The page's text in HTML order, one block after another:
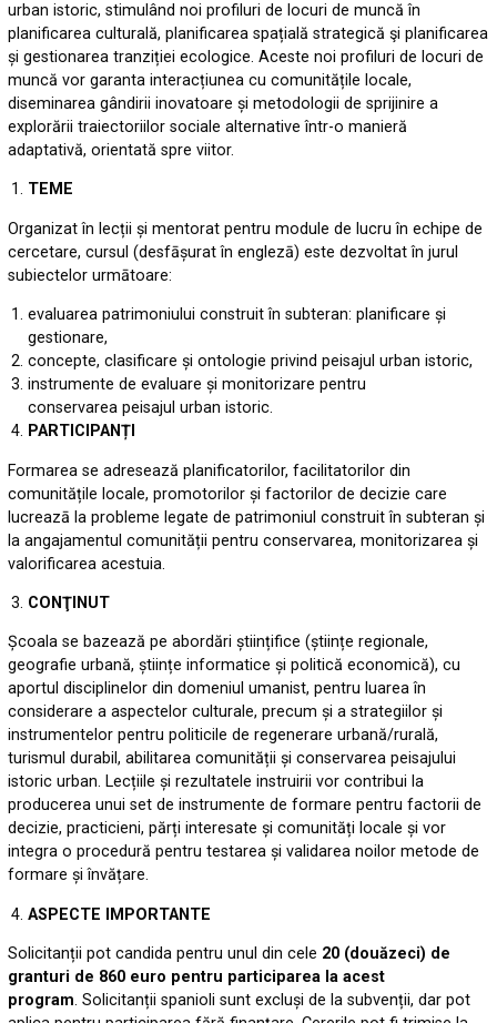
urban istoric, stimulând noi profiluri de locuri de muncă în
planificarea culturală, planificarea spațială strategică şi planificarea
și gestionarea tranziției ecologice. Aceste noi profiluri de locuri de
muncă vor garanta interacțiunea cu comunitățile locale,
diseminarea gândirii inovatoare și metodologii de sprijinire a
explorării traiectoriilor sociale alternative într-o manieră
adaptativă, orientată spre viitor.
TEME
Organizat în lecții și mentorat pentru module de lucru în echipe de
cercetare, cursul (desfāșurat în englezā) este dezvoltat în jurul
subiectelor urmātoare:
evaluarea patrimoniului construit în subteran: planificare și
gestionare,
concepte, clasificare și ontologie privind peisajul urban istoric,
instrumente de evaluare și monitorizare pentru
conservarea peisajul urban istoric.
PARTICIPANȚI
Formarea se adresează planificatorilor, facilitatorilor din
comunitățile locale, promotorilor și factorilor de decizie care
lucreazā la probleme legate de patrimoniul construit în subteran și
la angajamentul comunității pentru conservarea, monitorizarea și
valorificarea acestuia.
CONŢINUT
Școala se bazează pe abordări științifice (științe regionale,
geografie urbană, științe informatice și politică economică), cu
aportul disciplinelor din domeniul umanist, pentru luarea în
considerare a aspectelor culturale, precum și a strategiilor și
instrumentelor pentru politicile de regenerare urbană/rurală,
turismul durabil, abilitarea comunității și conservarea peisajului
istoric urban. Lecțiile și rezultatele instruirii vor contribui la
producerea unui set de instrumente de formare pentru factorii de
decizie, practicieni, părți interesate și comunități locale și vor
integra o procedură pentru testarea și validarea noilor metode de
formare și învățare.
ASPECTE IMPORTANTE
Solicitanții pot candida pentru unul din cele 20 (douăzeci) de
granturi de 860 euro pentru participarea la acest
program. Solicitanții spanioli sunt excluși de la subvenții, dar pot